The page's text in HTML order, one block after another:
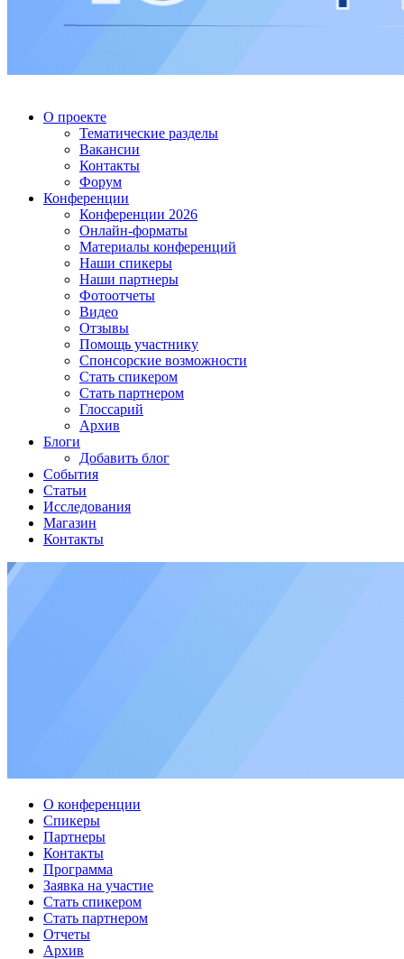
О проекте
Тематические разделы
Вакансии
Контакты
Форум
Конференции
Конференции 2026
Онлайн-форматы
Материалы конференций
Наши спикеры
Наши партнеры
Фотоотчеты
Видео
Отзывы
Помощь участнику
Спонсорские возможности
Стать спикером
Стать партнером
Глоссарий
Архив
Блоги
Добавить блог
События
Статьи
Исследования
Магазин
Контакты
О конференции
Спикеры
Партнеры
Контакты
Программа
Заявка на участие
Стать спикером
Стать партнером
Отчеты
Архив